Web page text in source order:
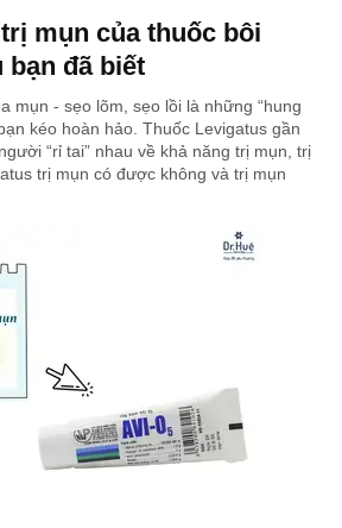
mụn của thuốc bôi
bạn đã biết
mụn - sẹo lõm, sẹo lồi là những “hung
kéo hoàn hảo. Thuốc Levigatus gần
“rỉ tai” nhau về khả năng trị mụn, trị
trị mụn có được không và trị mụn